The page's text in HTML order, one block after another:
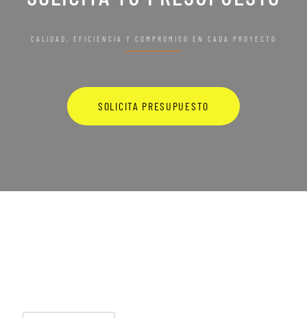
CALIDAD, EFICIENCIA Y COMPROMISO EN CADA PROYECTO
SOLICITA PRESUPUESTO